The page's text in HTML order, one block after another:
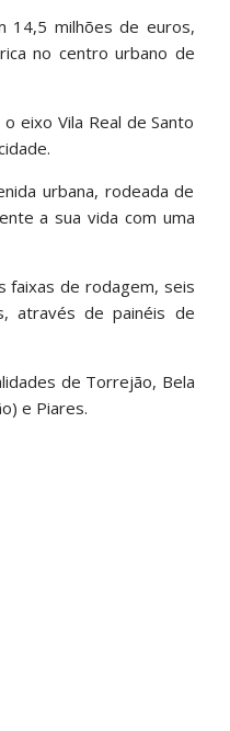
14,5 milhões de euros,
no centro urbano de
eixo Vila Real de Santo
urbana, rodeada de
a sua vida com uma
faixas de rodagem, seis
através de painéis de
de Torrejão, Bela
e Piares.